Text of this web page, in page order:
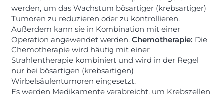
werden, um das Wachstum bösartiger (krebsartiger)
Tumoren zu reduzieren oder zu kontrollieren.
Außerdem kann sie in Kombination mit einer
Operation angewendet werden. Chemotherapie: Die
Chemotherapie wird häufig mit einer
Strahlentherapie kombiniert und wird in der Regel
nur bei bösartigen (krebsartigen)
Wirbelsäulentumoren eingesetzt.
Es werden Medikamente verabreicht, um Krebszellen